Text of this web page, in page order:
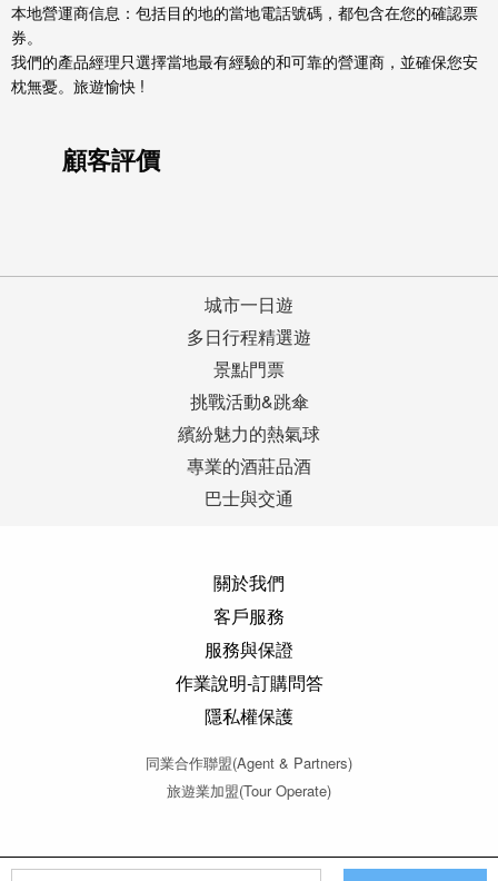
本地營運商信息：包括目的地的當地電話號碼，都包含在您的確認票
券。
我們的產品經理只選擇當地最有經驗的和可靠的營運商，並確保您安
枕無憂。旅遊愉快 !
顧客評價
城市一日遊
多日行程精選遊
景點門票
挑戰活動&跳傘
繽紛魅力的熱氣球
專業的酒莊品酒
巴士與交通
關於我們
客戶服務
服務與保證
作業說明-訂購問答
隱私權保護
同業合作聯盟(Agent & Partners)
旅遊業加盟(Tour Operate)